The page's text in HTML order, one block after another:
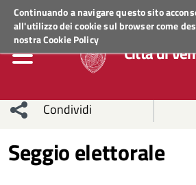
Continuando a navigare questo sito
all'utilizzo dei cookie sul browser come
nostraCookie Policy
Regione VenetoACCEDI AI SERVIZI
Città di
Condividi
Condividi
Condividi
Seggio elettorale